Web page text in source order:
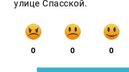
улице Спасской.
0 0 0